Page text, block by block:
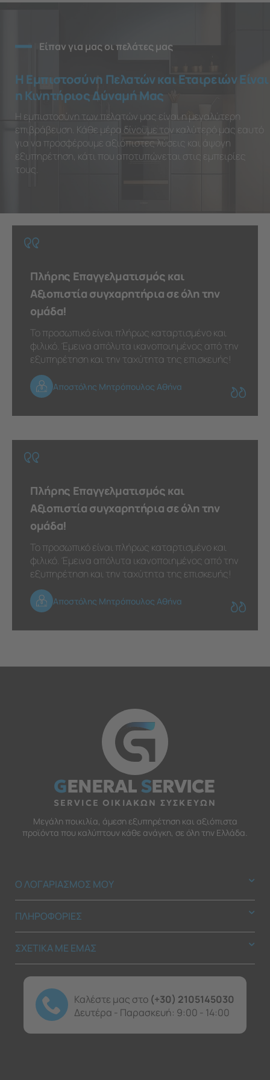
Είπαν για μας οι πελάτες μας
Η Εμπιστοσύνη Πελατών και Εταιρειών Είναι
η Κινητήριος Δύναμή Μας
Η εμπιστοσύνη των πελατών μας είναι η μεγαλύτερη
επιβράβευση. Κάθε μέρα δίνουμε τον καλύτερό μας εαυτό
για να προσφέρουμε αξιόπιστες λύσεις και άψογη
εξυπηρέτηση, κάτι που αποτυπώνεται στις εμπειρίες
τους.
Πλήρης Επαγγελματισμός και
Αξιοπιστία συγχαρητήρια σε όλη την
ομάδα!
Το προσωπικό είναι πλήρως καταρτισμένο και
φιλικό. Έμεινα απόλυτα ικανοποιημένος από την
εξυπηρέτηση και την ταχύτητα της επισκευής!
Αποστόλης Μητρόπουλος Αθήνα
Πλήρης Επαγγελματισμός και
Αξιοπιστία συγχαρητήρια σε όλη την
ομάδα!
Το προσωπικό είναι πλήρως καταρτισμένο και
φιλικό. Έμεινα απόλυτα ικανοποιημένος από την
εξυπηρέτηση και την ταχύτητα της επισκευής!
Αποστόλης Μητρόπουλος Αθήνα
GENERALSERVICE
SERVICE ΟΙΚΙΑΚΩΝ ΣΥΣΚΕΥΩΝ
Μεγάλη ποικιλία, άμεση εξυπηρέτηση και αξιόπιστα
προϊόντα που καλύπτουν κάθε ανάγκη, σε όλη την Ελλάδα.
Ο ΛΟΓΑΡΙΑΣΜΟΣ ΜΟΥ
ΠΛΗΡΟΦΟΡΙΕΣ
ΣΧΕΤΙΚΑ ΜΕ ΕΜΑΣ
Καλέστε μας στο (+30) 2105145030
Δευτέρα - Παρασκευή: 9:00 - 14:00